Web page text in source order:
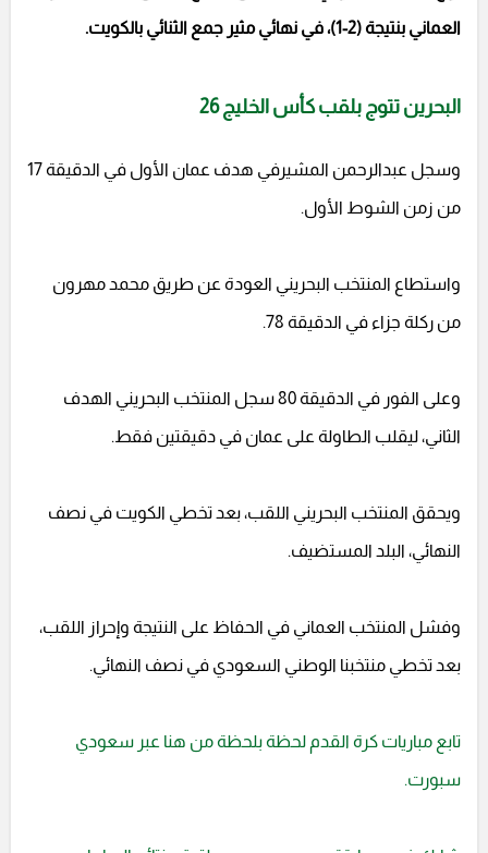
العماني بنتيجة (2-1)، في نهائي مثير جمع الثنائي بالكويت.
البحرين تتوج بلقب كأس الخليج 26
وسجل عبدالرحمن المشيرفي هدف عمان الأول في الدقيقة 17
من زمن الشوط الأول.
واستطاع المنتخب البحريني العودة عن طريق محمد مهرون
من ركلة جزاء في الدقيقة 78.
وعلى الفور في الدقيقة 80 سجل المنتخب البحريني الهدف
الثاني، ليقلب الطاولة على عمان في دقيقتين فقط.
ويحقق المنتخب البحريني اللقب، بعد تخطي الكويت في نصف
النهائي، البلد المستضيف.
وفشل المنتخب العماني في الحفاظ على النتيجة وإحراز اللقب،
بعد تخطي منتخبنا الوطني السعودي في نصف النهائي.
تابع مباريات كرة القدم لحظة بلحظة من هنا عبر سعودي
سبورت.